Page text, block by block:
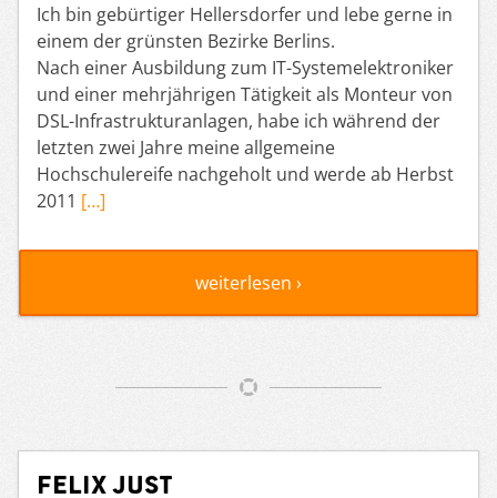
Ich bin gebürtiger Hellersdorfer und lebe gerne in
einem der grünsten Bezirke Berlins.
Nach einer Ausbildung zum IT-Systemelektroniker
und einer mehrjährigen Tätigkeit als Monteur von
DSL-Infrastrukturanlagen, habe ich während der
letzten zwei Jahre meine allgemeine
Hochschulereife nachgeholt und werde ab Herbst
2011 […]
weiterlesen ›
Felix Just